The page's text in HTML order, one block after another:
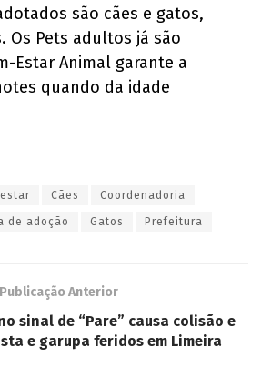
são cães e gatos,
Os Pets adultos já são
Estar Animal garante a
quando da idade
estar Cães Coordenadoria
de adoção Gatos Prefeitura
Publicação Anterior
sinal de “Pare” causa colisão e
e garupa feridos em Limeira